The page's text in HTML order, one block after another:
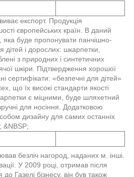
експорт. Продукція
європейських країн. В даний
яка буде пропонувати панчішно-
дітей і дорослих: шкарпетки,
з природних і синтетичних
шкіри. Підтвердження хорошої
сертифікати: «безпечні для дітей»
що їх високі стандарти якості
є міцними, буде шляхетний
для носіння. Додатковою
дизайну для самих останніх
&NBSP;
безліч нагород, наданих м. інші.
У 2009 році, отримав після
Газелі бізнесу, він був також